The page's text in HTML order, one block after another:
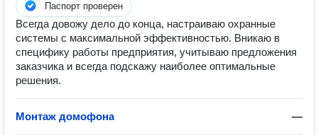
Паспорт проверен
Всегда довожу дело до конца, настраиваю охранные
системы с максимальной эффективностью. Вникаю в
специфику работы предприятия, учитываю предложения
заказчика и всегда подскажу наиболее оптимальные
решения.
Монтаж домофона —